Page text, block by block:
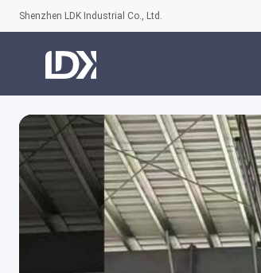
Shenzhen LDK Industrial Co., Ltd.